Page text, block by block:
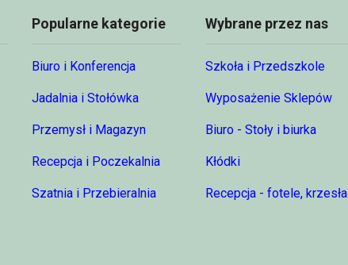
Popularne kategorie
Biuro i Konferencja
Jadalnia i Stołówka
Przemysł i Magazyn
Recepcja i Poczekalnia
Szatnia i Przebieralnia
Wybrane przez nas
Szkoła i Przedszkole
Wyposażenie Sklepów
Biuro - Stoły i biurka
Kłódki
Recepcja - fotele, krzesła